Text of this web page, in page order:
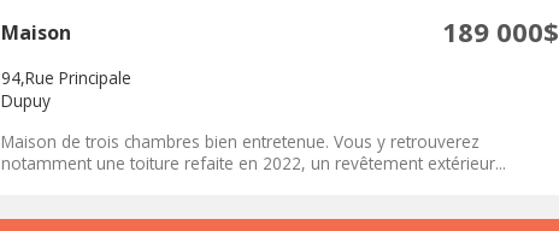
Maison 189 000$
94,Rue Principale
Dupuy
Maison de trois chambres bien entretenue. Vous y retrouverez
notamment une toiture refaite en 2022, un revêtement extérieur...